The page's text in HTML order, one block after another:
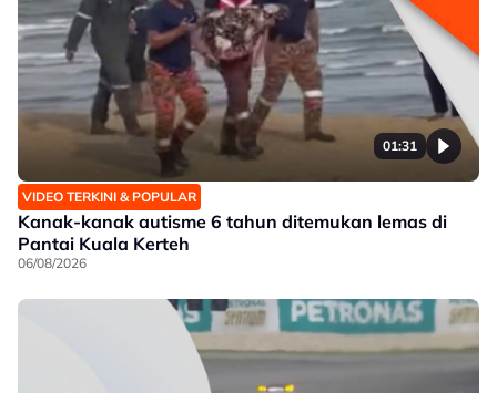
01:31
VIDEO TERKINI & POPULAR
Kanak-kanak autisme 6 tahun ditemukan lemas di
Pantai Kuala Kerteh
06/08/2026